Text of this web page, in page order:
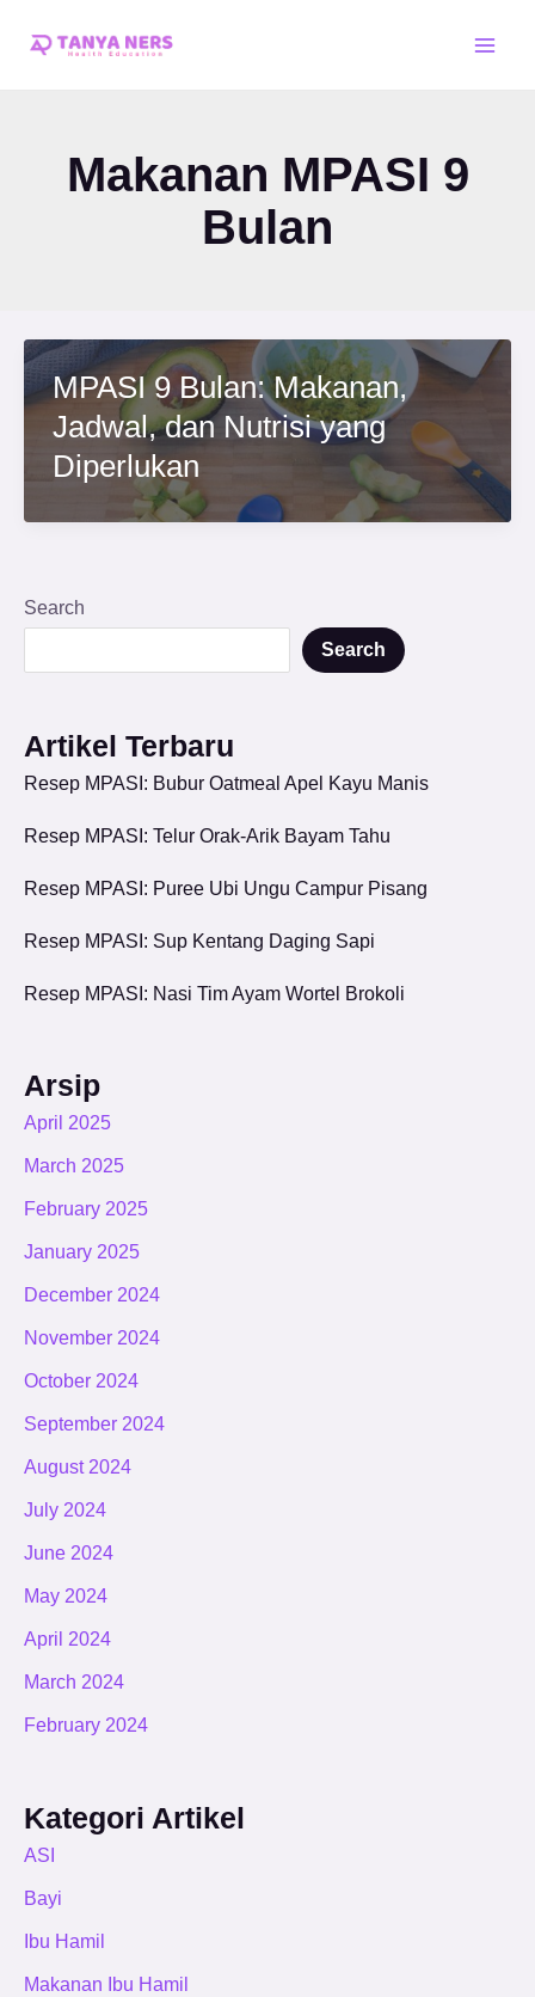
Makanan MPASI 9
Bulan
MPASI 9 Bulan: Makanan,
Jadwal, dan Nutrisi yang
Diperlukan
Search
Search
Artikel Terbaru
Resep MPASI: Bubur Oatmeal Apel Kayu Manis
Resep MPASI: Telur Orak-Arik Bayam Tahu
Resep MPASI: Puree Ubi Ungu Campur Pisang
Resep MPASI: Sup Kentang Daging Sapi
Resep MPASI: Nasi Tim Ayam Wortel Brokoli
Arsip
April 2025
March 2025
February 2025
January 2025
December 2024
November 2024
October 2024
September 2024
August 2024
July 2024
June 2024
May 2024
April 2024
March 2024
February 2024
Kategori Artikel
ASI
Bayi
Ibu Hamil
Makanan Ibu Hamil